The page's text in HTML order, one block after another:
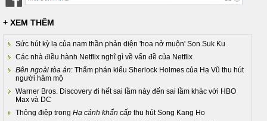
+ XEM THÊM
Sức hút kỳ lạ của nam thần phản diện 'hoa nở muộn' Son Suk Ku
Các nhà điều hành Netflix nghĩ gì về vấn đề của Netflix
Bên ngoài tòa án: Thẩm phán kiểu Sherlock Holmes của Hạ Vũ thu hút
người hâm mộ
Warner Bros. Discovery đi hết sai lầm này đến sai lầm khác với HBO
Max và DC
Thông điệp trong Hạ cánh khẩn cấp thu hút Song Kang Ho